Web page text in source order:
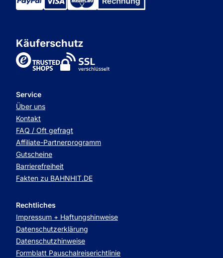
Käuferschutz
TrustedShops
Service
Über uns
Kontakt
FAQ / Oft gefragt
Affiliate-Partnerprogramm
Gutscheine
Barrierefreiheit
Fakten zu BAHNHIT.DE
Rechtliches
Impressum + Haftungshinweise
Datenschutzerklärung
Datenschutzhinweise
Formblatt Pauschalreiserichtlinie